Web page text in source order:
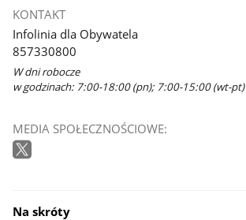
KONTAKT
Infolinia dla Obywatela
857330800
W dni robocze
w godzinach: 7:00-18:00 (pn); 7:00-15:00 (wt-pt)
MEDIA SPOŁECZNOŚCIOWE:
Na skróty